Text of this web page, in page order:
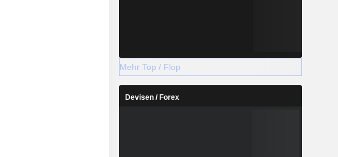
Mehr Top / Flop
Devisen / Forex